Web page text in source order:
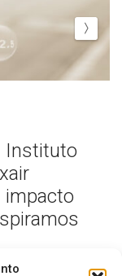
Instituto
impacto